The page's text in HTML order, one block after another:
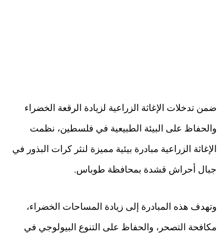
ضمن تدخلات الإغاثة الزراعية لزيادة الرقعة الخضراء
والحفاظ على البيئة الطبيعية في فلسطين، نظمت
الإغاثة الزراعية مبادرة بيئية مميزة لنثر كرات البذور في
جبال أحراش قشدة بمحافظة طوباس.
وتهدف هذه المبادرة إلى زيادة المساحات الخضراء،
مكافحة التصحر، والحفاظ على التنوع البيولوجي في